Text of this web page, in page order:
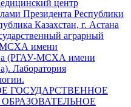
центр
Президента Республики
Казахстан, г. Астана
аграрный
МСХА имени
(РГАУ-МСХА имени
Лаборатория
ГОСУДАРСТВЕННОЕ